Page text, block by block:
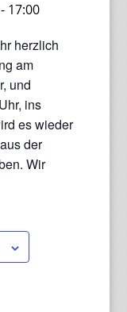
17:00
herzlich
am
und
ins
es wieder
der
Wir